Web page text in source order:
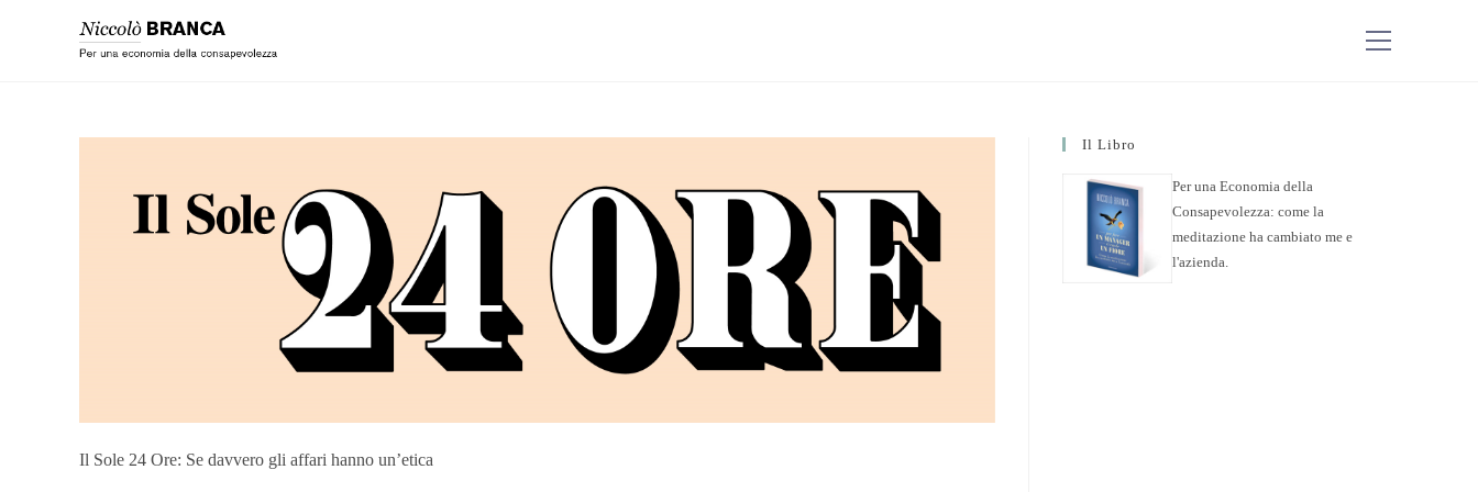
Il Sole 24 Ore: Se davvero gli affari hanno un’etica
Il Libro
Per una Economia della
Consapevolezza: come la
meditazione ha cambiato me e
l'azienda.